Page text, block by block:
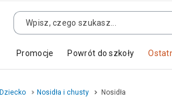
Promocje Powrót do szkoły
Dziecko Nosidła i chusty Nosidła